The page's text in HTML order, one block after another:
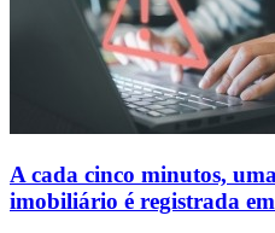
A cada cinco minutos,
imobiliário é registrada